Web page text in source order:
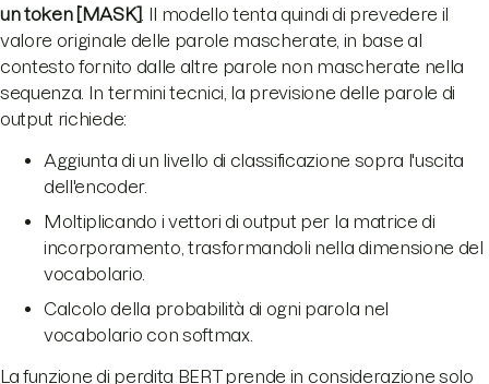
un token [MASK] . Il modello tenta quindi di prevedere il
valore originale delle parole mascherate, in base al
contesto fornito dalle altre parole non mascherate nella
sequenza. In termini tecnici, la previsione delle parole di
output richiede:
Aggiunta di un livello di classificazione sopra l'uscita
dell'encoder.
Moltiplicando i vettori di output per la matrice di
incorporamento, trasformandoli nella dimensione del
vocabolario.
Calcolo della probabilità di ogni parola nel
vocabolario con softmax.
La funzione di perdita BERT prende in considerazione solo